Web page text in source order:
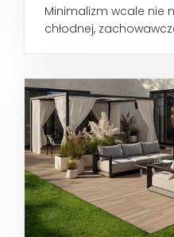
Minimalizm wcale nie
chłodnej,